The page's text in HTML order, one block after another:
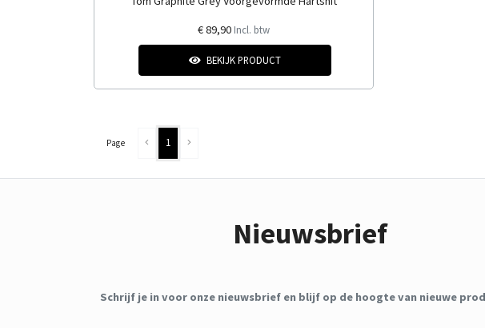
€ 89,90 Incl. btw
BEKIJK PRODUCT
Page 1
Nieuwsbrief
Schrijf je in voor onze nieuwsbrief en blijf op de hoogte van nieuwe